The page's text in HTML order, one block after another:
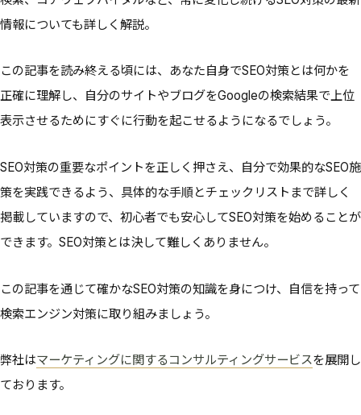
情報についても詳しく解説。
この記事を読み終える頃には、あなた自身でSEO対策とは何かを
正確に理解し、自分のサイトやブログをGoogleの検索結果で上位
表示させるためにすぐに行動を起こせるようになるでしょう。
SEO対策の重要なポイントを正しく押さえ、自分で効果的なSEO施
策を実践できるよう、具体的な手順とチェックリストまで詳しく
掲載していますので、初心者でも安心してSEO対策を始めることが
できます。SEO対策とは決して難しくありません。
この記事を通じて確かなSEO対策の知識を身につけ、自信を持って
検索エンジン対策に取り組みましょう。
弊社はマーケティングに関するコンサルティングサービスを展開し
ております。